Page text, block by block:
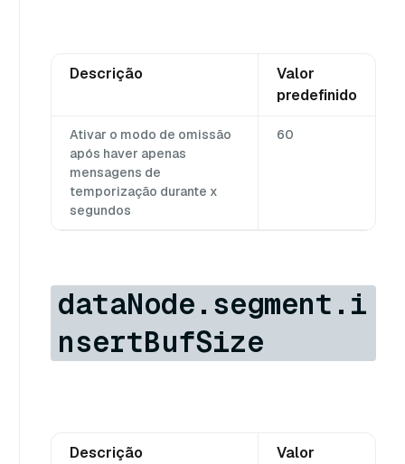
Descrição
Valor
predefinido
Ativar o modo de omissão
após haver apenas
mensagens de
temporização durante x
segundos
60
dataNode.segment.i
nsertBufSize
Descrição
Valor